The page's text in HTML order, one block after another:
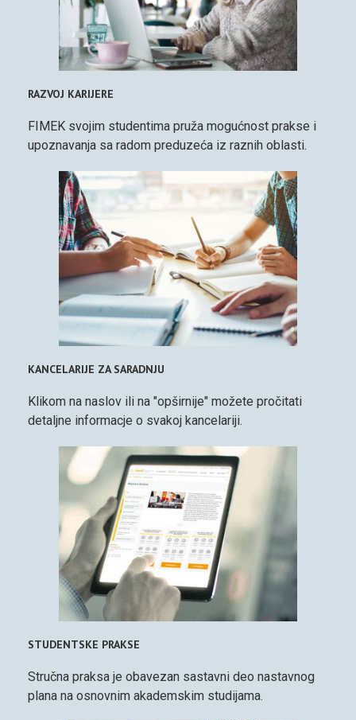
RAZVOJ KARIJERE
FIMEK svojim studentima pruža mogućnost prakse i
upoznavanja sa radom preduzeća iz raznih oblasti.
KANCELARIJE ZA SARADNJU
Klikom na naslov ili na "opširnije" možete pročitati
detaljne informacje o svakoj kancelariji.
STUDENTSKE PRAKSE
Stručna praksa je obavezan sastavni deo nastavnog
plana na osnovnim akademskim studijama.